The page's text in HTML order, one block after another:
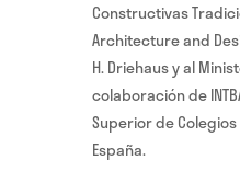
Constructivas
Architecture and
H. Driehaus y al
colaboración de
Superior de
España.